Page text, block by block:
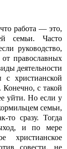
работа — это,
семьи. Часто
руководство,
от православных
деятельности
христианской
с такой
уйти. Но если у
семьи,
то сразу. Тогда
и по мере
христианское
совести, не